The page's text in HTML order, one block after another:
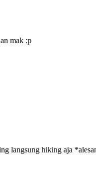
mak :p
langsung hiking aja